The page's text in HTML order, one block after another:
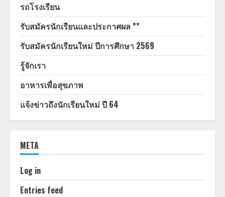
รถโรงเรียน
รับสมัครนักเรียนและประกาศผล **
รับสมัครนักเรียนใหม่ ปีการศึกษา 2569
รู้จักเรา
อาหารเพื่อสุขภาพ
แจ้งข่าวถึงนักเรียนใหม่ ปี 64
META
Log in
Entries feed